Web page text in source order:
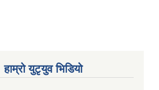
हाम्राे युटृयुव भिडियाे